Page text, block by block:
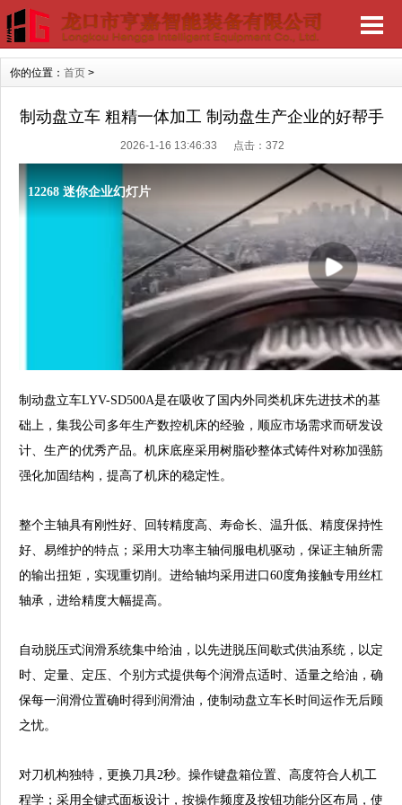
你的位置： 首页 >
制动盘立车 粗精一体加工 制动盘生产企业的好帮手
2026-1-16 13:46:33 点击： 372
制动盘立车LYV-SD500A是在吸收了国内外同类机床先进技术的基
础上，集我公司多年生产数控机床的经验，顺应市场需求而研发设
计、生产的优秀产品。机床底座采用树脂砂整体式铸件对称加强筋
强化加固结构，提高了机床的稳定性。
整个主轴具有刚性好、回转精度高、寿命长、温升低、精度保持性
好、易维护的特点；采用大功率主轴伺服电机驱动，保证主轴所需
的输出扭矩，实现重切削。进给轴均采用进口60度角接触专用丝杠
轴承，进给精度大幅提高。
自动脱压式润滑系统集中给油，以先进脱压间歇式供油系统，以定
时、定量、定压、个别方式提供每个润滑点适时、适量之给油，确
保每一润滑位置确时得到润滑油，使制动盘立车长时间运作无后顾
之忧。
对刀机构独特，更换刀具2秒。操作键盘箱位置、高度符合人机工
程学；采用全键式面板设计，按操作频度及按钮功能分区布局，使